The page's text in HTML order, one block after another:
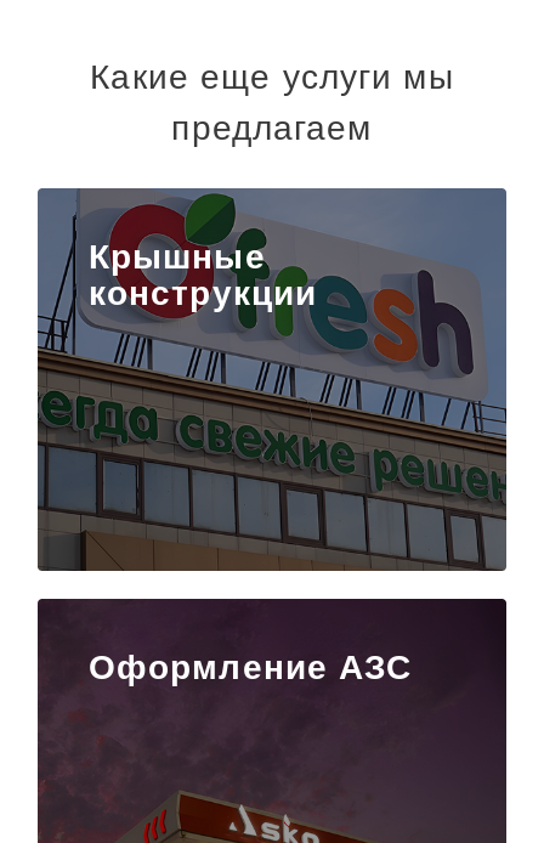
Какие еще услуги мы
предлагаем
Крышные
конструкции
Оформление АЗС